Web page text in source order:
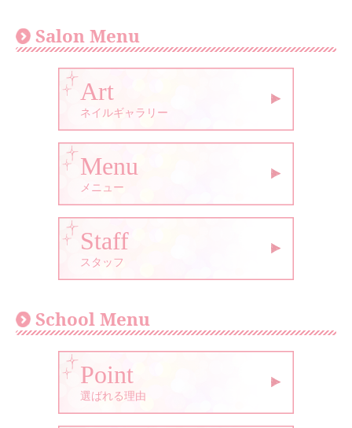
Salon Menu
Art
ネイルギャラリー
Menu
メニュー
Staff
スタッフ
School Menu
Point
選ばれる理由